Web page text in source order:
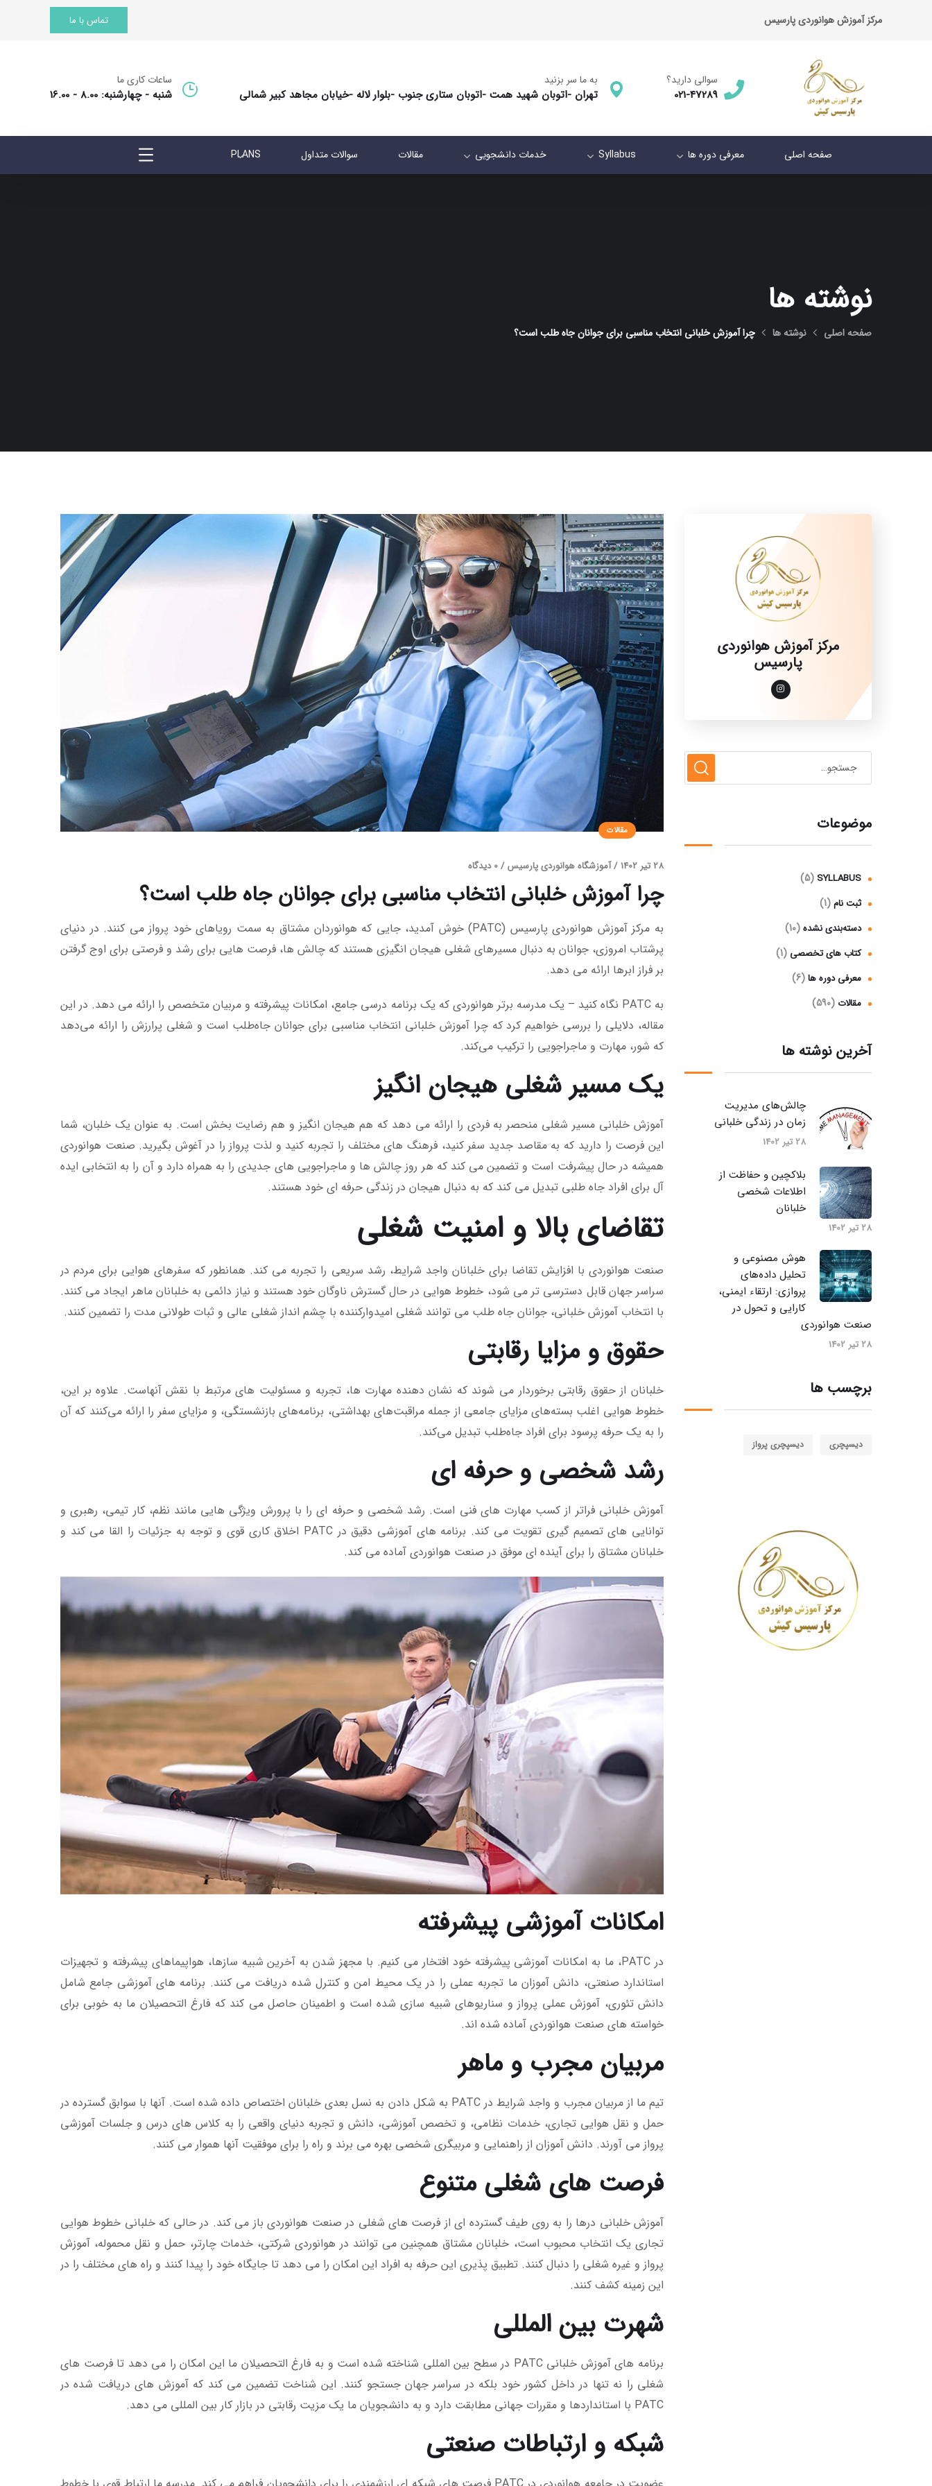
مرکز آموزش هوانوردی پارسیس تماس با ما
سوالی دارید؟
021-47289
به ما سر بزنید
تهران -اتوبان شهید همت -اتوبان ستاری جنوب -بلوار لاله -خیابان مجاهد کبیر شمالی
ساعات کاری ما
شنبه - چهارشنبه: 8.00 - 16.00
صفحه اصلی معرفی دوره ها Syllabus خدمات دانشجویی مقالات سوالات متداول PLANS
نوشته ها
صفحه اصلی نوشته ها چرا آموزش خلبانی انتخاب مناسبی برای جوانان جاه طلب است؟
مقالات
28 تیر 1402 /آموزشگاه هوانوردی پارسیس /0 دیدگاه
چرا آموزش خلبانی انتخاب مناسبی برای جوانان جاه طلب است؟
به مرکز آموزش هوانوردی پارسیس (PATC) خوش آمدید، جایی که هوانوردان مشتاق به سمت رویاهای خود پرواز می کنند. در دنیای
پرشتاب امروزی، جوانان به دنبال مسیرهای شغلی هیجان انگیزی هستند که چالش ها، فرصت هایی برای رشد و فرصتی برای اوج گرفتن
بر فراز ابرها ارائه می دهد.
به PATC نگاه کنید – یک مدرسه برتر هوانوردی که یک برنامه درسی جامع، امکانات پیشرفته و مربیان متخصص را ارائه می دهد. در این
مقاله، دلایلی را بررسی خواهیم کرد که چرا آموزش خلبانی انتخاب مناسبی برای جوانان جاه‌طلب است و شغلی پرارزش را ارائه می‌دهد
که شور، مهارت و ماجراجویی را ترکیب می‌کند.
یک مسیر شغلی هیجان انگیز
آموزش خلبانی مسیر شغلی منحصر به فردی را ارائه می دهد که هم هیجان انگیز و هم رضایت بخش است. به عنوان یک خلبان، شما
این فرصت را دارید که به مقاصد جدید سفر کنید، فرهنگ های مختلف را تجربه کنید و لذت پرواز را در آغوش بگیرید. صنعت هوانوردی
همیشه در حال پیشرفت است و تضمین می کند که هر روز چالش ها و ماجراجویی های جدیدی را به همراه دارد و آن را به انتخابی ایده
آل برای افراد جاه طلبی تبدیل می کند که به دنبال هیجان در زندگی حرفه ای خود هستند.
تقاضای بالا و امنیت شغلی
صنعت هوانوردی با افزایش تقاضا برای خلبانان واجد شرایط، رشد سریعی را تجربه می کند. همانطور که سفرهای هوایی برای مردم در
سراسر جهان قابل دسترسی تر می شود، خطوط هوایی در حال گسترش ناوگان خود هستند و نیاز دائمی به خلبانان ماهر ایجاد می کنند.
با انتخاب آموزش خلبانی، جوانان جاه طلب می توانند شغلی امیدوارکننده با چشم انداز شغلی عالی و ثبات طولانی مدت را تضمین کنند.
حقوق و مزایا رقابتی
خلبانان از حقوق رقابتی برخوردار می شوند که نشان دهنده مهارت ها، تجربه و مسئولیت های مرتبط با نقش آنهاست. علاوه بر این،
خطوط هوایی اغلب بسته‌های مزایای جامعی از جمله مراقبت‌های بهداشتی، برنامه‌های بازنشستگی، و مزایای سفر را ارائه می‌کنند که آن
را به یک حرفه پرسود برای افراد جاه‌طلب تبدیل می‌کند.
رشد شخصی و حرفه ای
آموزش خلبانی فراتر از کسب مهارت های فنی است. رشد شخصی و حرفه ای را با پرورش ویژگی هایی مانند نظم، کار تیمی، رهبری و
توانایی های تصمیم گیری تقویت می کند. برنامه های آموزشی دقیق در PATC اخلاق کاری قوی و توجه به جزئیات را القا می کند و
خلبانان مشتاق را برای آینده ای موفق در صنعت هوانوردی آماده می کند.
امکانات آموزشی پیشرفته
در PATC، ما به امکانات آموزشی پیشرفته خود افتخار می کنیم. با مجهز شدن به آخرین شبیه سازها، هواپیماهای پیشرفته و تجهیزات
استاندارد صنعتی، دانش آموزان ما تجربه عملی را در یک محیط امن و کنترل شده دریافت می کنند. برنامه های آموزشی جامع شامل
دانش تئوری، آموزش عملی پرواز و سناریوهای شبیه سازی شده است و اطمینان حاصل می کند که فارغ التحصیلان ما به خوبی برای
خواسته های صنعت هوانوردی آماده شده اند.
مربیان مجرب و ماهر
تیم ما از مربیان مجرب و واجد شرایط در PATC به شکل دادن به نسل بعدی خلبانان اختصاص داده شده است. آنها با سوابق گسترده در
حمل و نقل هوایی تجاری، خدمات نظامی، و تخصص آموزشی، دانش و تجربه دنیای واقعی را به کلاس های درس و جلسات آموزشی
پرواز می آورند. دانش آموزان از راهنمایی و مربیگری شخصی بهره می برند و راه را برای موفقیت آنها هموار می کنند.
فرصت های شغلی متنوع
آموزش خلبانی درها را به روی طیف گسترده ای از فرصت های شغلی در صنعت هوانوردی باز می کند. در حالی که خلبانی خطوط هوایی
تجاری یک انتخاب محبوب است، خلبانان مشتاق همچنین می توانند در هوانوردی شرکتی، خدمات چارتر، حمل و نقل محموله، آموزش
پرواز و غیره شغلی را دنبال کنند. تطبیق پذیری این حرفه به افراد این امکان را می دهد تا جایگاه خود را پیدا کنند و راه های مختلف را در
این زمینه کشف کنند.
شهرت بین المللی
برنامه های آموزش خلبانی PATC در سطح بین المللی شناخته شده است و به فارغ التحصیلان ما این امکان را می دهد تا فرصت های
شغلی را نه تنها در داخل کشور خود بلکه در سراسر جهان جستجو کنند. این شناخت تضمین می کند که آموزش های دریافت شده در
PATC با استانداردها و مقررات جهانی مطابقت دارد و به دانشجویان ما یک مزیت رقابتی در بازار کار بین المللی می دهد.
شبکه و ارتباطات صنعتی
مرکز آموزش هوانوردی
پارسیس
موضوعات
SYLLABUS
(5)
ثبت نام(1)
دسته‌بندی نشده(10)
کتاب های تخصصی (1)
معرفی دوره ها(6)
مقالات (590)
آخرین نوشته ها
چالش‌های مدیریت
زمان در زندگی خلبانی
28 تیر 1402
بلاکچین و حفاظت از
اطلاعات شخصی
خلبانان
28 تیر 1402
هوش مصنوعی و
تحلیل داده‌های
پروازی: ارتقاء ایمنی،
کارایی و تحول در
صنعت هوانوردی
28 تیر 1402
برچسب ها
دیسپچری دیسپچری پرواز